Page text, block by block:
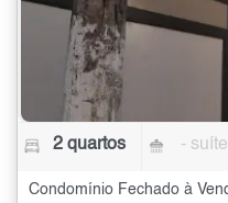
2 quartos - suíte